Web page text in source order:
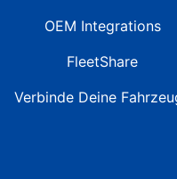
OEM Integrations
FleetShare
Verbinde Deine